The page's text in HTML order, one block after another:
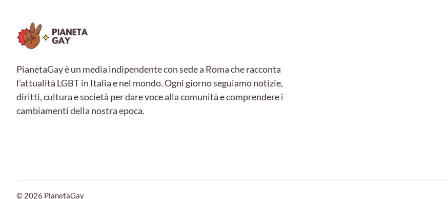
PianetaGay è un media indipendente con sede a Roma che racconta
l’attualità LGBT in Italia e nel mondo. Ogni giorno seguiamo notizie,
diritti, cultura e società per dare voce alla comunità e comprendere i
cambiamenti della nostra epoca.
© 2026 PianetaGay